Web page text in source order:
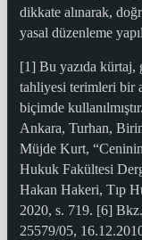
dikkate alınarak,
yasal düzenleme
[1] Bu yazıda kürtaj,
tahliyesi terimleri bir
biçimde
Ankara, Turhan,
Müjde Kurt,
Hukuk Fakültesi
Hakan Hakeri, Tıp
2020, s. 719. [6]
25579/05,